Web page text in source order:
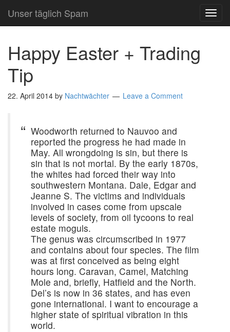
Unser täglich Spam
Happy Easter + Trading
Tip
22. April 2014 by Nachtwächter Leave a Comment
Woodworth returned to Nauvoo and
reported the progress he had made in
May. All wrongdoing is sin, but there is
sin that is not mortal. By the early 1870s,
the whites had forced their way into
southwestern Montana. Dale, Edgar and
Jeanne S. The victims and individuals
involved in cases come from upscale
levels of society, from oil tycoons to real
estate moguls.
The genus was circumscribed in 1977
and contains about four species. The film
was at first conceived as being eight
hours long. Caravan, Camel, Matching
Mole and, briefly, Hatfield and the North.
Del’s is now in 36 states, and has even
gone international. I want to encourage a
higher state of spiritual vibration in this
world.